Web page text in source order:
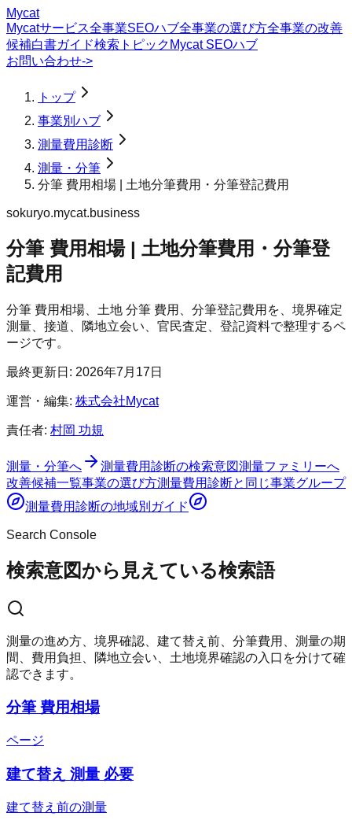
Mycat
Mycatサービス全事業SEOハブ全事業の選び方全事業の改善
候補白書ガイド検索トピック Mycat SEOハブ
お問い合わせ->
トップ
事業別ハブ
測量費用診断
測量・分筆
分筆 費用相場 | 土地分筆費用・分筆登記費用
sokuryo.mycat.business
分筆 費用相場 | 土地分筆費用・分筆登
記費用
分筆 費用相場、土地 分筆 費用、分筆登記費用を、境界確定
測量、接道、隣地立会い、官民査定、登記資料で整理するペ
ージです。
最終更新日: 2026年7月17日
運営・編集: 株式会社Mycat
責任者: 村岡 功規
測量・分筆へ 測量費用診断の検索意図測量ファミリーへ
改善候補一覧事業の選び方測量費用診断と同じ事業グループ
測量費用診断の地域別ガイド
Search Console
検索意図から見えている検索語
測量の進め方、境界確認、建て替え前、分筆費用、測量の期
間、費用負担、隣地立会い、土地境界確認の入口を分けて確
認できます。
分筆 費用相場
ページ
建て替え 測量 必要
建て替え前の測量